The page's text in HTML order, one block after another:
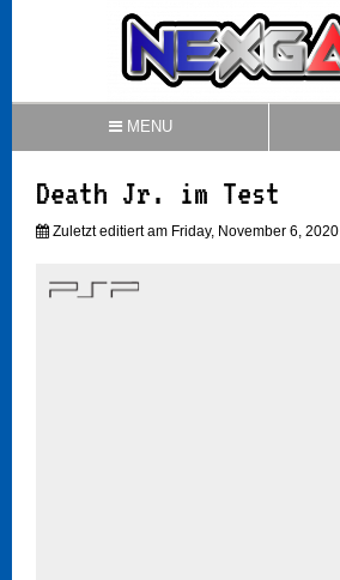
MENU
Death Jr. im Test
Zuletzt editiert am Friday, November 6, 2020